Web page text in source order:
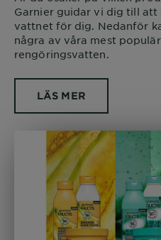
Garnier guidar vi dig till
vattnet för dig. Nedanför
några av våra mest
rengöringsvatten.
LÄS MER